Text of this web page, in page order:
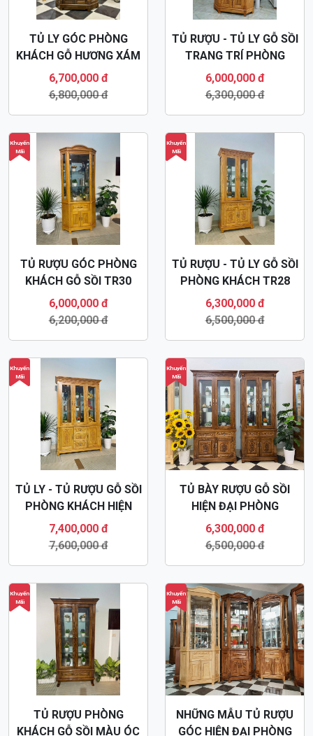
TỦ LY GÓC PHÒNG
KHÁCH GỖ HƯƠNG XÁM
TR32
6,700,000 đ
6,800,000 đ
TỦ RƯỢU - TỦ LY GỖ SỒI
TRANG TRÍ PHÒNG
KHÁCH TR31
6,000,000 đ
6,300,000 đ
Khuyến
Mãi
TỦ RƯỢU GÓC PHÒNG
KHÁCH GỖ SỒI TR30
6,000,000 đ
6,200,000 đ
Khuyến
Mãi
TỦ RƯỢU - TỦ LY GỖ SỒI
PHÒNG KHÁCH TR28
6,300,000 đ
6,500,000 đ
Khuyến
Mãi
TỦ LY - TỦ RƯỢU GỖ SỒI
PHÒNG KHÁCH HIỆN
ĐẠI TR29
7,400,000 đ
7,600,000 đ
Khuyến
Mãi
TỦ BÀY RƯỢU GỖ SỒI
HIỆN ĐẠI PHÒNG
KHÁCH TR24
6,300,000 đ
6,500,000 đ
Khuyến
Mãi
TỦ RƯỢU PHÒNG
KHÁCH GỖ SỒI MÀU ÓC
Khuyến
Mãi
NHỮNG MẪU TỦ RƯỢU
GÓC HIỆN ĐẠI PHÒNG